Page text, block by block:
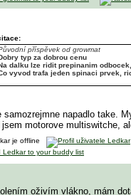
příspěvek od growmat
typ za dobrou cenu
dalku lze ridit prepinanim
vyvod trafa jeden spinaci prvek,
samozrejmne napadlo take.
jsem motorove multiswitche,
oživím vlákno, mám